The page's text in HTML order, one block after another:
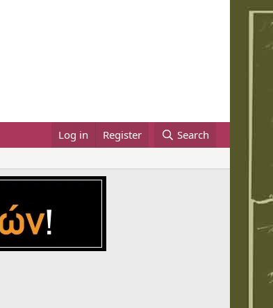
Log in Register Search